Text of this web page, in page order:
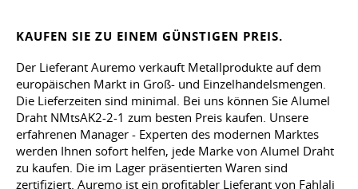
KAUFEN SIE ZU EINEM GÜNSTIGEN PREIS.
Der Lieferant Auremo verkauft Metallprodukte auf dem
europäischen Markt in Groß- und Einzelhandelsmengen.
Die Lieferzeiten sind minimal. Bei uns können Sie Alumel
Draht NMtsAK2-2-1 zum besten Preis kaufen. Unsere
erfahrenen Manager - Experten des modernen Marktes
werden Ihnen sofort helfen, jede Marke von Alumel Draht
zu kaufen. Die im Lager präsentierten Waren sind
zertifiziert. Auremo ist ein profitabler Lieferant von Fahlali